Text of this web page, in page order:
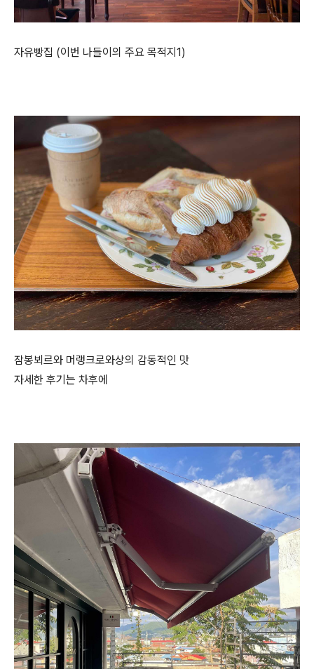
자유빵집 (이번 나들이의 주요 목적지1)
잠봉뵈르와 머랭크로와상의 감동적인 맛
자세한 후기는 차후에